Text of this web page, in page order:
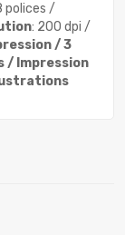
polices /
: 200 dpi /
/3
/ Impression